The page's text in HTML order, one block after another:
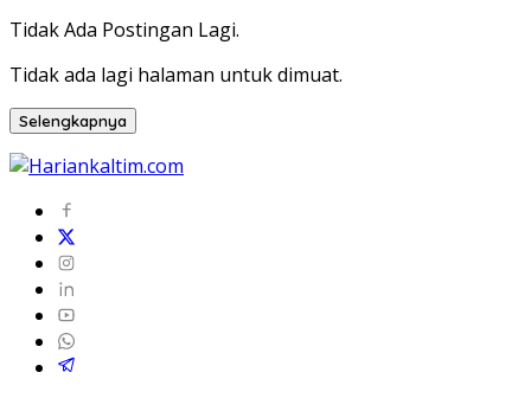
Tidak Ada Postingan Lagi.
Tidak ada lagi halaman untuk dimuat.
Selengkapnya